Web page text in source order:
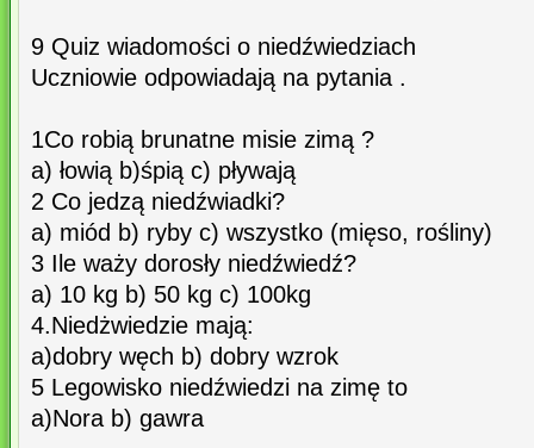
9 Quiz wiadomości o niedźwiedziach
Uczniowie odpowiadają na pytania .
1Co robią brunatne misie zimą ?
a) łowią b)śpią c) pływają
2 Co jedzą niedźwiadki?
a) miód b) ryby c) wszystko (mięso, rośliny)
3 Ile waży dorosły niedźwiedź?
a) 10 kg b) 50 kg c) 100kg
4.Niedżwiedzie mają:
a)dobry węch b) dobry wzrok
5 Legowisko niedźwiedzi na zimę to
a)Nora b) gawra